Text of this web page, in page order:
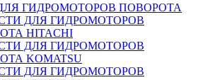
ГИДРОМОТОРОВ ПОВОРОТА
ДЛЯ ГИДРОМОТОРОВ
HITACHI
ДЛЯ ГИДРОМОТОРОВ
KOMATSU
ДЛЯ ГИДРОМОТОРОВ